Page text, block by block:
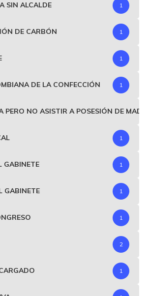
SIN ALCALDE 1
DE CARBÓN 1
1
DE LA CONFECCIÓN 1
PERO NO ASISTIR A POSESIÓN DE
1
GABINETE 1
GABINETE 1
1
2
1